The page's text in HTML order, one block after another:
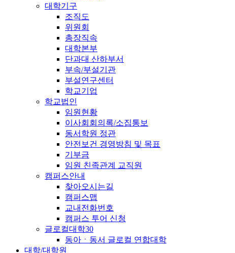
대학기구
조직도
위원회
총장직속
대학본부
단과대 산하부서
부속/부설기관
부설연구센터
학교기업
학교법인
임원현황
이사회회의록/소집통보
동서학원 정관
안전보건 경영방침 및 목표
기부금
임원 친족관계 교직원
캠퍼스안내
찾아오시는길
캠퍼스맵
교내전화번호
캠퍼스 투어 신청
글로컬대학30
동아ㆍ동서 글로컬 연합대학
대학/대학원